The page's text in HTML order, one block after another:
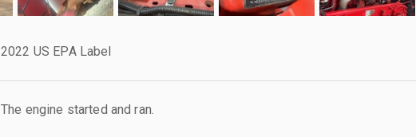
2022 US EPA Label
The engine started and ran.